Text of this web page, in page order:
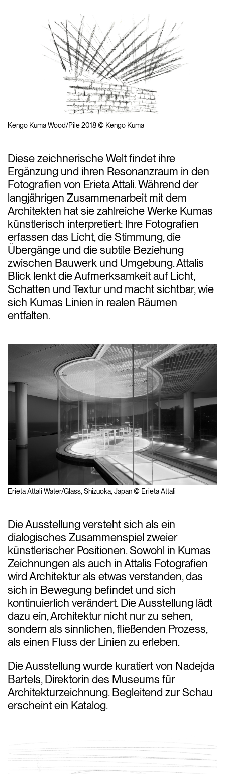
Kengo Kuma Wood/Pile 2018 © Kengo Kuma
Diese zeichnerische Welt findet ihre
Ergänzung und ihren Resonanzraum in den
Fotografien von Erieta Attali. Während der
langjährigen Zusammenarbeit mit dem
Architekten hat sie zahlreiche Werke Kumas
künstlerisch interpretiert: Ihre Fotografien
erfassen das Licht, die Stimmung, die
Übergänge und die subtile Beziehung
zwischen Bauwerk und Umgebung. Attalis
Blick lenkt die Aufmerksamkeit auf Licht,
Schatten und Textur und macht sichtbar, wie
sich Kumas Linien in realen Räumen
entfalten.
Erieta Attali Water/Glass, Shizuoka, Japan © Erieta Attali
Die Ausstellung versteht sich als ein
dialogisches Zusammenspiel zweier
künstlerischer Positionen. Sowohl in Kumas
Zeichnungen als auch in Attalis Fotografien
wird Architektur als etwas verstanden, das
sich in Bewegung befindet und sich
kontinuierlich verändert. Die Ausstellung lädt
dazu ein, Architektur nicht nur zu sehen,
sondern als sinnlichen, fließenden Prozess,
als einen Fluss der Linien zu erleben.
Die Ausstellung wurde kuratiert von Nadejda
Bartels, Direktorin des Museums für
Architekturzeichnung. Begleitend zur Schau
erscheint ein Katalog.